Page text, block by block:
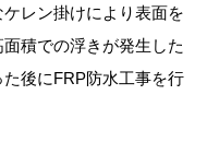
レン掛けにより表面を
積での浮きが発生した
後にFRP防水工事を行